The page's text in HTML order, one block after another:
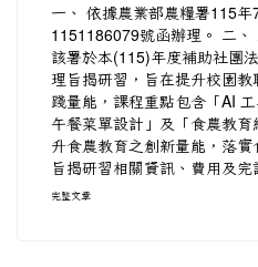
一、 依據農業部農糧署115
1151186079號函辦理。 二、
該署於本(115)年度補助社團
理旨揭研習，旨在提升校園
踐量能，課程重點包含「AI
午餐菜單設計」及「食農教
升食農教育之創新量能，落實
旨揭研習相關資訊、費用及
完整文章